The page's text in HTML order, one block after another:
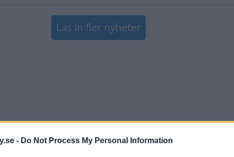
- Do Not Process My Personal Information
Läs in fler nyheter